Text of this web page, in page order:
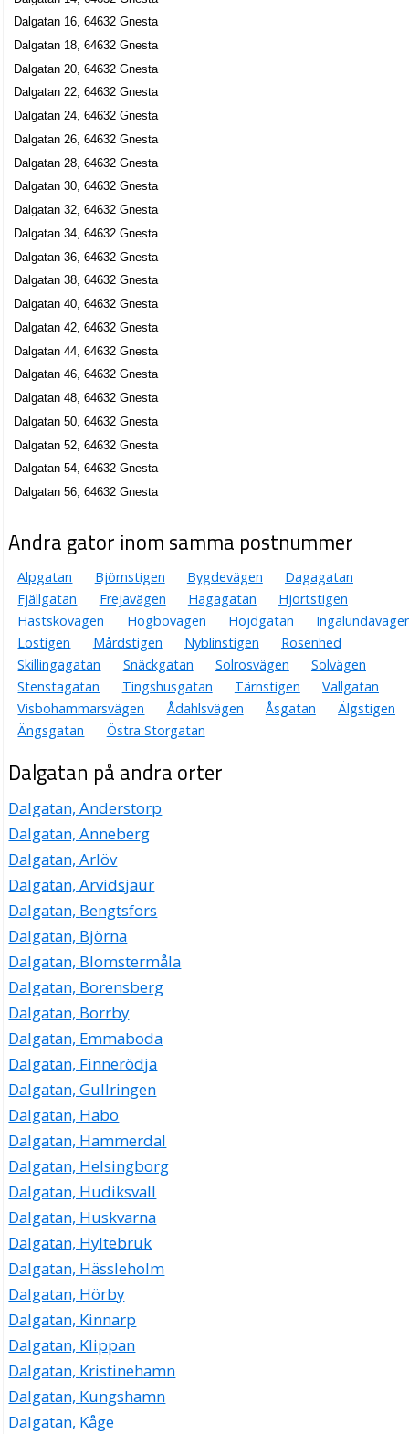
Dalgatan 16, 64632 Gnesta
Dalgatan 18, 64632 Gnesta
Dalgatan 20, 64632 Gnesta
Dalgatan 22, 64632 Gnesta
Dalgatan 24, 64632 Gnesta
Dalgatan 26, 64632 Gnesta
Dalgatan 28, 64632 Gnesta
Dalgatan 30, 64632 Gnesta
Dalgatan 32, 64632 Gnesta
Dalgatan 34, 64632 Gnesta
Dalgatan 36, 64632 Gnesta
Dalgatan 38, 64632 Gnesta
Dalgatan 40, 64632 Gnesta
Dalgatan 42, 64632 Gnesta
Dalgatan 44, 64632 Gnesta
Dalgatan 46, 64632 Gnesta
Dalgatan 48, 64632 Gnesta
Dalgatan 50, 64632 Gnesta
Dalgatan 52, 64632 Gnesta
Dalgatan 54, 64632 Gnesta
Dalgatan 56, 64632 Gnesta
Andra gator inom samma postnummer
Alpgatan Björnstigen Bygdevägen
Dagagatan
Fjällgatan
Frejavägen Hagagatan
Hjortstigen
Hästskovägen
Högbovägen Höjdgatan
Lostigen
Mårdstigen Nyblinstigen
Rosenhed
Skillingagatan
Snäckgatan Solrosvägen
Solvägen
Stenstagatan
Tingshusgatan Tärnstigen
Vallgatan
Visbohammarsvägen
Ådahlsvägen Åsgatan
Älgstigen
Ängsgatan
Östra Storgatan
Dalgatan på andra orter
Dalgatan, Anderstorp
Dalgatan, Anneberg
Dalgatan, Arlöv
Dalgatan, Arvidsjaur
Dalgatan, Bengtsfors
Dalgatan, Björna
Dalgatan, Blomstermåla
Dalgatan, Borensberg
Dalgatan, Borrby
Dalgatan, Emmaboda
Dalgatan, Finnerödja
Dalgatan, Gullringen
Dalgatan, Habo
Dalgatan, Hammerdal
Dalgatan, Helsingborg
Dalgatan, Hudiksvall
Dalgatan, Huskvarna
Dalgatan, Hyltebruk
Dalgatan, Hässleholm
Dalgatan, Hörby
Dalgatan, Kinnarp
Dalgatan, Klippan
Dalgatan, Kristinehamn
Dalgatan, Kungshamn
Dalgatan, Kåge